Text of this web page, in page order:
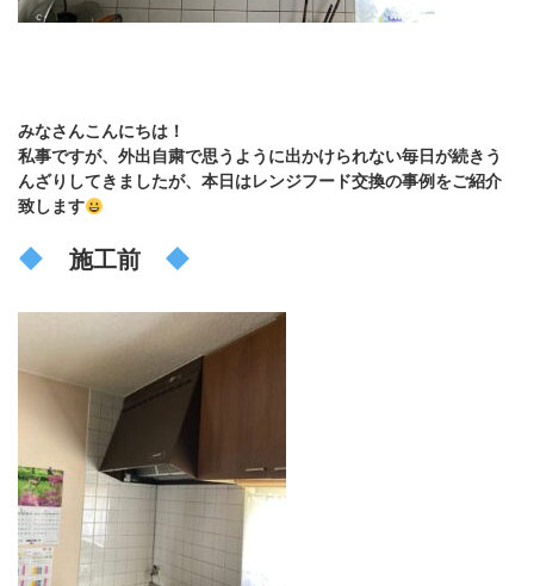
みなさんこんにちは！
私事ですが、外出自粛で思うように出かけられない毎日が続きう
んざりしてきましたが、本日はレンジフード交換の事例をご紹介
致します
施工前